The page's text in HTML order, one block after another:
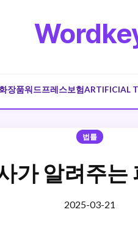
장품워드프레스보험ARTIFICIAL
법률
가 알려주는
2025-03-21